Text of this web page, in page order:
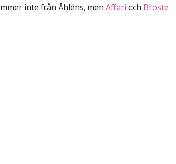
inte från Åhléns, menAffarioch Broste